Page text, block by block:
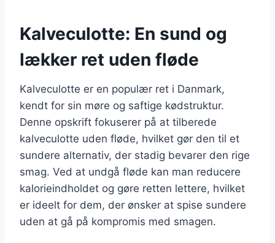
Kalveculotte: En sund og
lækker ret uden fløde
Kalveculotte er en populær ret i Danmark,
kendt for sin møre og saftige kødstruktur.
Denne opskrift fokuserer på at tilberede
kalveculotte uden fløde, hvilket gør den til et
sundere alternativ, der stadig bevarer den rige
smag. Ved at undgå fløde kan man reducere
kalorieindholdet og gøre retten lettere, hvilket
er ideelt for dem, der ønsker at spise sundere
uden at gå på kompromis med smagen.